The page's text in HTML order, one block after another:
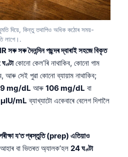
দিয়ে, কিন্তু তথাপিও অধিক কঠোৰ সময়-
লাগে।.
সৰু দৈনন্দিন পছন্দৰ দ্বাৰাই সহজে বিকৃত
কোনো কেল’ৰি নাথাকিব, কোনো গাম
আৰু সেই পুৱা কোনো ব্যায়াম নাথাকিব;
mg/dL আৰু 106 mg/dL বা
mL ব্যাখ্যাটো একেবাৰে বেলেগ দিশালৈ
য’ত প্ৰস্তুতি (prep) এতিয়াও
আহাৰ বা ভিতৰত অ্যালক’হল 24 ঘণ্টা